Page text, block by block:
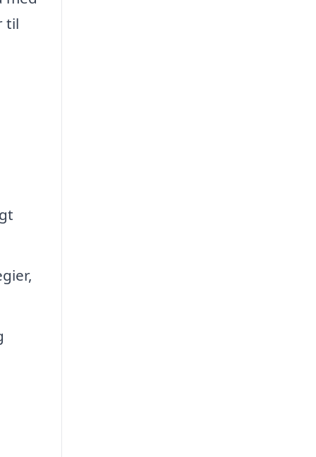
til